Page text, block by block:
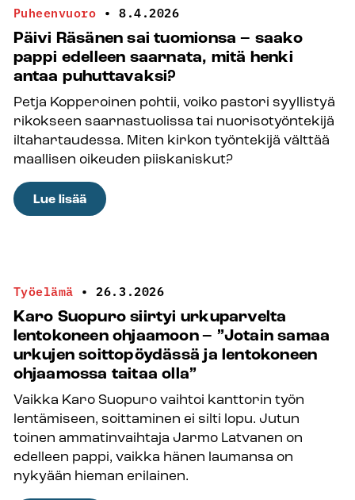
jäätävä
ammattitaito”
Puheenvuoro • 8.4.2026
Päivi Räsänen sai tuomionsa – saako
pappi edelleen saarnata, mitä henki
antaa puhuttavaksi?
Petja Kopperoinen pohtii, voiko pastori syyllistyä
rikokseen saarnastuolissa tai nuorisotyöntekijä
iltahartaudessa. Miten kirkon työntekijä välttää
maallisen oikeuden piiskaniskut?
Lue lisää:
Päivi
saako
pappi
edelleen
saarnata,
mitä
henki
antaa
puhuttavaksi?
Työelämä • 26.3.2026
Karo Suopuro siirtyi urkuparvelta
lentokoneen ohjaamoon – ”Jotain samaa
urkujen soittopöydässä ja lentokoneen
ohjaamossa taitaa olla”
Vaikka Karo Suopuro vaihtoi kanttorin työn
lentämiseen, soittaminen ei silti lopu. Jutun
toinen ammatinvaihtaja Jarmo Latvanen on
edelleen pappi, vaikka hänen laumansa on
nykyään hieman erilainen.